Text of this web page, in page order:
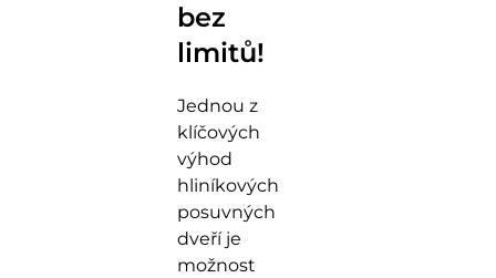
bez
limitů!
Jednou z
klíčových
výhod
hliníkových
posuvných
dveří je
možnost